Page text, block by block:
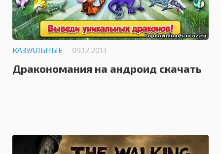
КАЗУАЛЬНЫЕ 09.12.2013
Дракономания на андроид скачать
/ Dragon Mania